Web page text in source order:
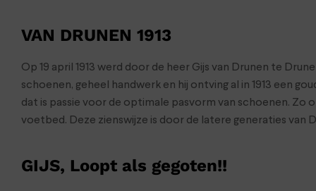
VAN DRUNEN 1913
Op 19 april 1913 werd door de heer Gijs van Drunen te
schoenen, geheel handwerk en hij ontving al in 1913 een
dat is passie voor de optimale pasvorm van schoenen.
voetbed. Deze zienswijze is door de latere generaties van
GIJS, Loopt als gegoten!!